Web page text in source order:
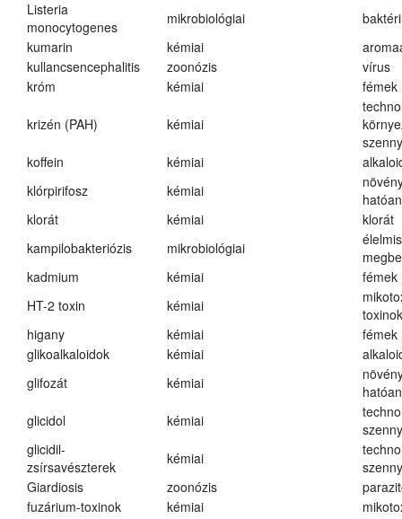
Listeria
monocytogenes
mikrobiológiai
kumarin
kémiai
kullancsencephalitis
zoonózis
vírus
króm
kémiai fémek
krizén (PAH) kémiai
koffein
kémiai
klórpirifosz
kémiai
klorát
kémiai
klorát
kampilobakteriózis
mikrobiológiai
kadmium
kémiai
fémek
HT-2 toxin
kémiai
toxinok
higany
kémiai
fémek
glikoalkaloidok
kémiai
glifozát
kémiai
glicidol
kémiai
glicidil-
zsírsavészterek
kémiai
Giardiosis
zoonózis
fuzárium-toxinok
kémiai